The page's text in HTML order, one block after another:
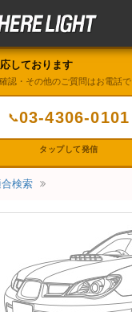
しております
認・その他のご質問はお電話で
📞03-4306-0101
タップして発信
検索